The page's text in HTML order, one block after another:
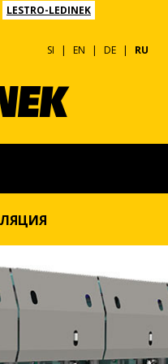
LESTRO-LEDINEK
SI EN DE RU